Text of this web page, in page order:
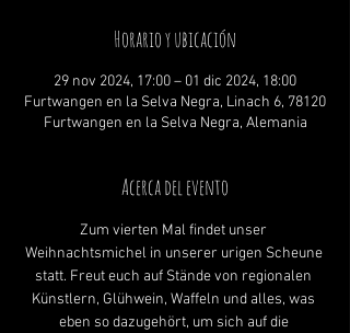
Horario y ubicación
29 nov 2024, 17:00 – 01 dic 2024, 18:00
Furtwangen en la Selva Negra, Linach 6, 78120
Furtwangen en la Selva Negra, Alemania
Acerca del evento
Zum vierten Mal findet unser
Weihnachtsmichel in unserer urigen Scheune
statt. Freut euch auf Stände von regionalen
Künstlern, Glühwein, Waffeln und alles, was
eben so dazugehört, um sich auf die